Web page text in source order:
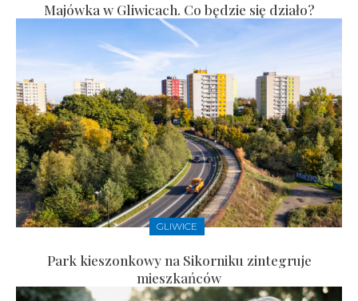
Majówka w Gliwicach. Co będzie się działo?
GLIWICE
Park kieszonkowy na Sikorniku zintegruje
mieszkańców